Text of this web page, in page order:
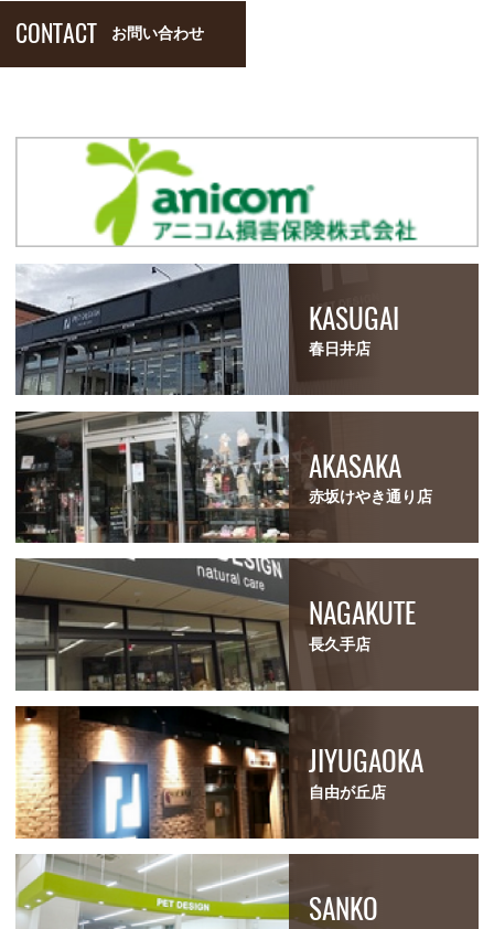
CONTACT お問い合わせ
KASUGAI
春日井店
AKASAKA
赤坂けやき通り店
NAGAKUTE
長久手店
JIYUGAOKA
自由が丘店
SANKO